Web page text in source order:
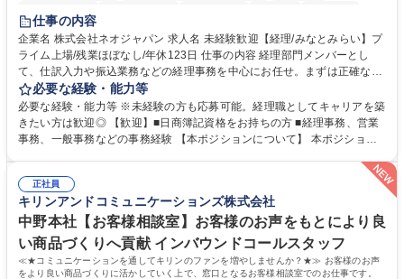
未経験者歓迎
完全週休2日制
交通費支給 駅近5分以内 土日祝休み
服装自由
寮・社宅あり
仕事の内容
企業名 株式会社ネオジャパン 求人名 未経験歓迎【経理/みなとみらい】プ
ライム上場/残業ほぼなし/年休123日 仕事の内容 経理部門メンバーとし
て、仕訳入力や振込業務などの経理事務を中心にお任せ。まずは正確な入
力・確認業務からスタートし、既存メンバーと一緒に業務を進めながら段
階的に経理知識を身につけていただきます。 【具体的には】 ■社内稟議に
基づく仕訳入力 ■月末の振込業務 ■明細作成 ■伝票処理、記帳業務 ■既存
メンバーの業務サポート 【将来的には】 ■月次決算補助 ■四半期・年次決
算補助 ※3～5年程度を目安に、徐々に決算業務へ業務範囲を広げていく
想定です。 募集職種 未経験歓迎【経理/みなとみらい】プライム上場/残業
ほぼなし/年休123日
必要な経験・能力等
必要な経験・能力等 ※未経験の方も応募可能。経理職としてキャリアを築
きたい方は歓迎◎ 【歓迎】■日商簿記資格をお持ちの方 ■経理事務、営業
事務、一般事務などの事務経験 【本ポジションについて】 本ポジション
タートできる点です。まずは仕訳入力や振込業務など基礎的な業務から担
当し、3～5年をかけて月次決算・四半期決算・開示資料作成補助などへス
テップアップできます。また、残業は通常月ほぼなく、決算月でも10時間
未満のため、無理なく経理として専門性を身につけられる環境です。 学
歴・資格 学歴：大学院 大学 高専 短大 専修学校 高校 語学力： 資格：日商
簿記検定1級 日商簿記検定2級
正社員
キリンアンドコミュニケーションズ株式会社
中野本社【お客様相談室】お客様のお声をもとにより良
い商品づくりへ貢献 インバウンドコールスタッフ
≪★コミュニケーションを通してキリンのファンを増やしませんか？★≫ お客様のお声
をより良い商品づくりに活かしていく上で、窓口となるお客様相談室でのお仕事です。